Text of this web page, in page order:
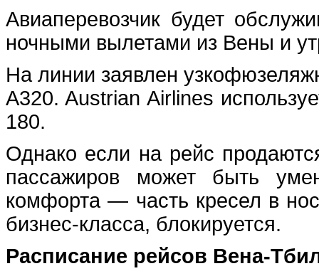
Авиаперевозчик будет
ночными вылетами из Вены и
На линии заявлен
A320. Austrian Airlines
180.
Однако если на рейс
пассажиров может быть
комфорта — часть кресел в
бизнес-класса, блокируется.
Расписание рейсов Вена-